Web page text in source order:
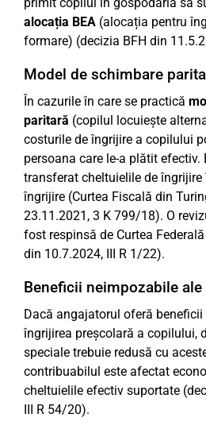
alocația BEA (alocația pentru
formare) (decizia BFH din
Model de schimbare
În cazurile în care se practică
paritară (copilul locuiește
costurile de îngrijire a copilului
persoana care le-a plătit efectiv.
transferat cheltuielile de
îngrijire (Curtea Fiscală din
23.11.2021, 3 K 799/18). O
fost respinsă de Curtea
din 10.7.2024, III R 1/22).
Beneficii neimpozabile
Dacă angajatorul oferă
îngrijirea preșcolară a copilului,
speciale trebuie redusă cu
contribuabilul este afectat
cheltuielile efectiv suportate
III R 54/20).